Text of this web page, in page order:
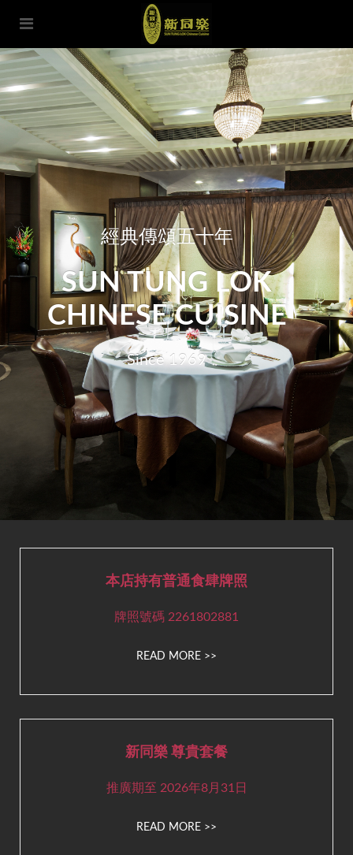
經典傳頌五十年
SUN TUNG LOK
CHINESE CUISINE
Since 1969
本店持有普通食肆牌照
牌照號碼 2261802881
READ MORE >>
新同樂 尊貴套餐
推廣期至 2026年8月31日
READ MORE >>